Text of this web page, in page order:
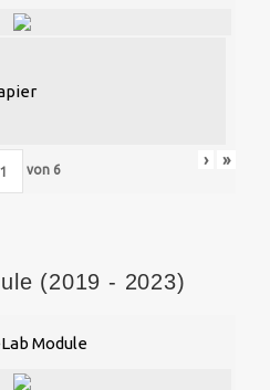
von 6
› »
(2019 - 2023)
Module